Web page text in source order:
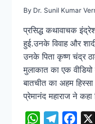
By Dr. Sunil Kumar
प्रसिद्ध कथावाचक
हुई.उनके विवाह और
उनके पिता कृष्ण चंद्र
मुलाकात का एक
बातचीत का अहम
प्रेमानंद महाराज ने
WhatsAppTelegram